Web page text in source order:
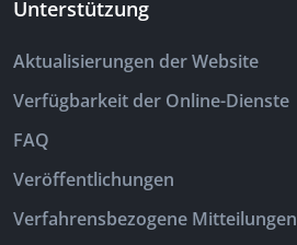
Unterstützung
Aktualisierungen der Website
Verfügbarkeit der Online-Dienste
FAQ
Veröffentlichungen
Verfahrensbezogene Mitteilungen